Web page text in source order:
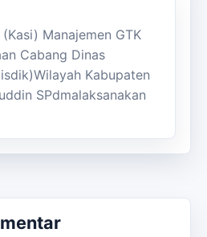
Manajemen GTK
Cabang Dinas
Kabupaten
SPdmalaksanakan